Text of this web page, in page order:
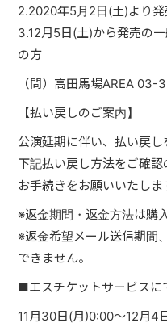
2.2020年5月2日(土)より
3.12月5日(土)から発売の
の方
（問）高田馬場AREA 03-
【払い戻しのご案内】
公演延期に伴い、払い戻し
下記払い戻し方法をご確
お手続きをお願いいたしま
※返金期間・返金方法は購
※返金希望メール送信期間
できません。
■エスチケットサービスに
11月30日(月)0:00～12月4